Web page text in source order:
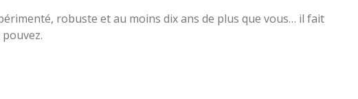
robuste et au moins dix ans de plus que vous… il fait